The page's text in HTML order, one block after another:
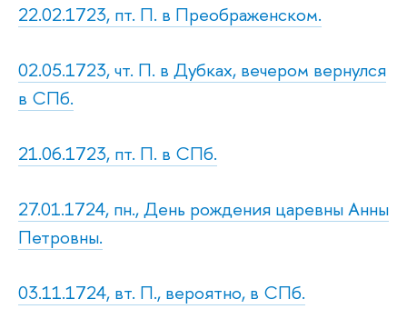
22.02.1723, пт. П. в Преображенском.
02.05.1723, чт. П. в Дубках, вечером вернулся
в СПб.
21.06.1723, пт. П. в СПб.
27.01.1724, пн., День рождения царевны Анны
Петровны.
03.11.1724, вт. П., вероятно, в СПб.